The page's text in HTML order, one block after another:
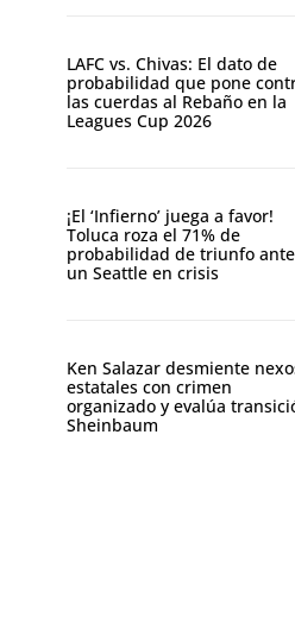
LAFC vs. Chivas: El dato de
probabilidad que pone
las cuerdas al Rebaño en la
Leagues Cup 2026
¡El ‘Infierno’ juega a favor!
Toluca roza el 71% de
probabilidad de triunfo ante
un Seattle en crisis
Ken Salazar desmiente
estatales con crimen
organizado y evalúa
Sheinbaum